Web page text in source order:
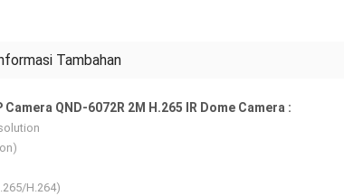
Tambahan
QND-6072R 2M H.265 IR Dome Camera :
H.264)